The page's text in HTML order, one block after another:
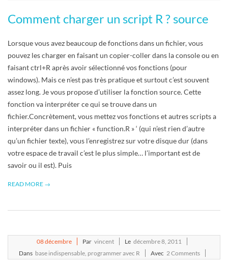
Comment charger un script R ? source
Lorsque vous avez beaucoup de fonctions dans un fichier, vous
pouvez les charger en faisant un copier-coller dans la console ou en
faisant ctrl+R après avoir sélectionné vos fonctions (pour
windows). Mais ce n’est pas très pratique et surtout c’est souvent
assez long. Je vous propose d’utiliser la fonction source. Cette
fonction va interpréter ce qui se trouve dans un
fichier.Concrètement, vous mettez vos fonctions et autres scripts a
interpréter dans un fichier « function.R » ‘ (qui n’est rien d’autre
qu’un fichier texte), vous l’enregistrez sur votre disque dur (dans
votre espace de travail c’est le plus simple… l’important est de
savoir ou il est). Puis
READ MORE →
08décembre Par vincent Le décembre 8, 2011
Dans base indispensable, programmer avec R Avec 2 Comments